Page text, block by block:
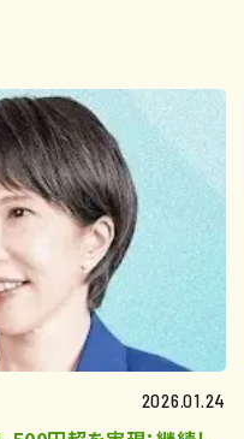
2026.01.24